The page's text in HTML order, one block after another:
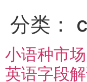
分类：
小语种市
英语字段